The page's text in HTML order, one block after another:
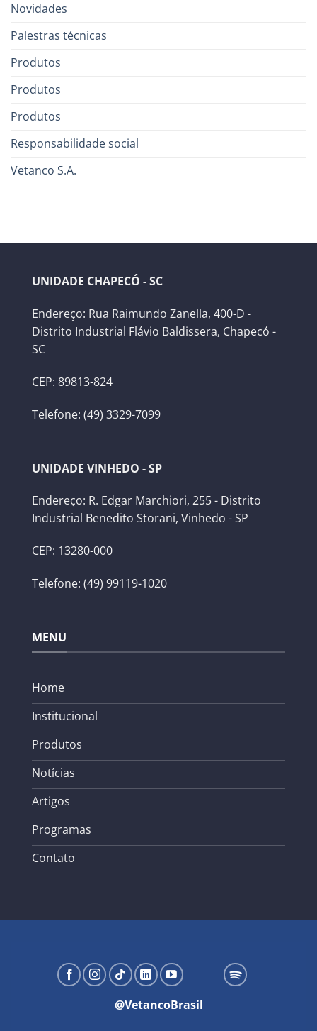
Novidades
Palestras técnicas
Produtos
Produtos
Produtos
Responsabilidade social
Vetanco S.A.
UNIDADE CHAPECÓ - SC
Endereço: Rua Raimundo Zanella, 400-D -
Distrito Industrial Flávio Baldissera, Chapecó -
SC
CEP: 89813-824
Telefone: (49) 3329-7099
UNIDADE VINHEDO - SP
Endereço: R. Edgar Marchiori, 255 - Distrito
Industrial Benedito Storani, Vinhedo - SP
CEP: 13280-000
Telefone: (49) 99119-1020
MENU
Home
Institucional
Produtos
Notícias
Artigos
Programas
Contato
@VetancoBrasil